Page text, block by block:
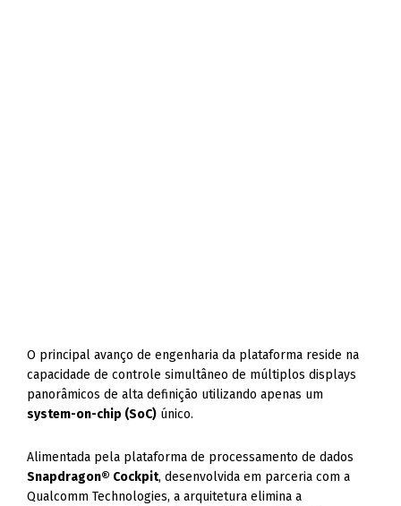
O principal avanço de engenharia da plataforma reside na
capacidade de controle simultâneo de múltiplos displays
panorâmicos de alta definição utilizando apenas um
system-on-chip (SoC) único.
Alimentada pela plataforma de processamento de dados
Snapdragon® Cockpit, desenvolvida em parceria com a
Qualcomm Technologies, a arquitetura elimina a